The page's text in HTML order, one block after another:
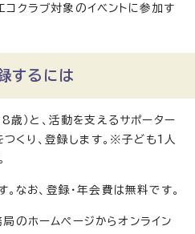
クラブ対象のイベントに参加す
するには
）と、活動を支えるサポーター
つくり、登録します。※子ども1人
なお、登録・年会費は無料です。
のホームページからオンライン